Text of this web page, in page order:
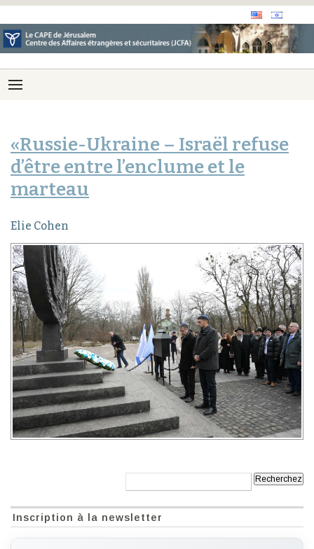
«Russie-Ukraine – Israël refuse
d’être entre l’enclume et le
marteau
Elie Cohen
Inscription à la newsletter